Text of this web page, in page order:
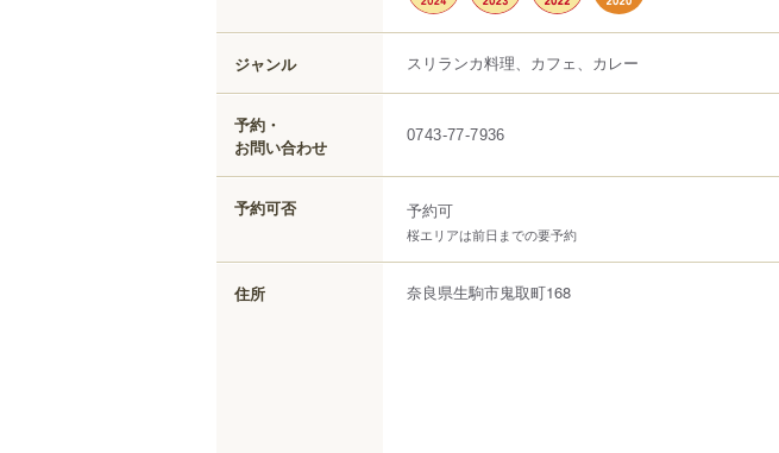
ジャンル スリランカ料理、カフェ、カレー
予約・
お問い合わせ
0743-77-7936
予約可否 予約可
桜エリアは前日までの要予約
住所 奈良県生駒市鬼取町168